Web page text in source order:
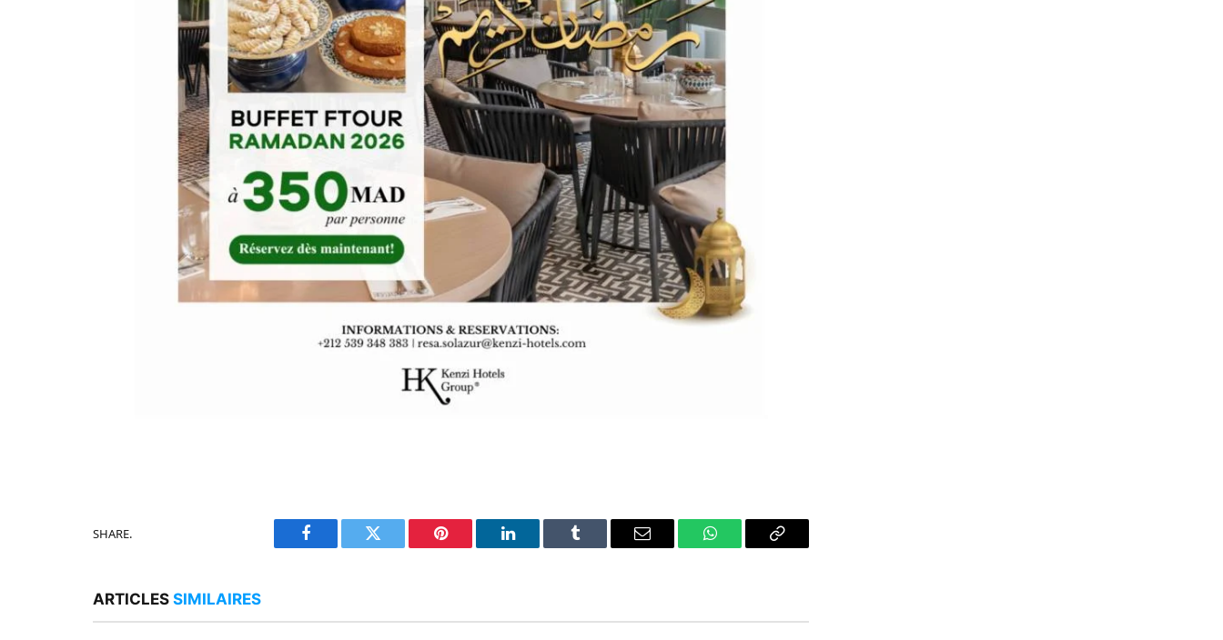
SHARE.
Facebook Twitter Pinterest LinkedIn Tumblr Email WhatsAppCopy
ARTICLES SIMILAIRES